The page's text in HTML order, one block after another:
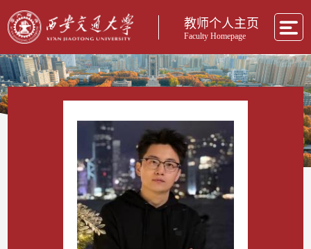
教师个人主页
Faculty Homepage